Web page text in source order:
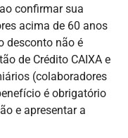
confirmar sua
acima de 60 anos
desconto não é
de Crédito CAIXA e
(colaboradores
é obrigatório
e apresentar a